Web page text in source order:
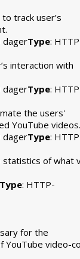
track user’s
dagerType:
interaction with
dagerType:
the users'
YouTube videos.
dagerType:
statistics of what
Type: HTTP-
for the
YouTube video-